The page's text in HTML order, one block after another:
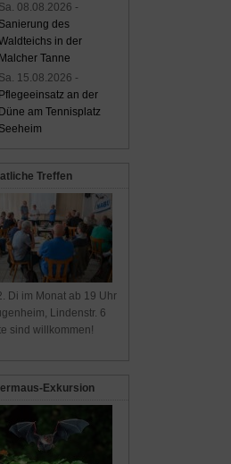
Sa. 08.08.2026 -
Sanierung des
in der
Malcher Tanne
Sa. 15.08.2026 -
Pflegeeinsatz an der
Düne am Tennisplatz
Seeheim
Treffen
Di im Monat ab 19 Uhr
Lindenstr. 6
sind willkommen!
Exkursion